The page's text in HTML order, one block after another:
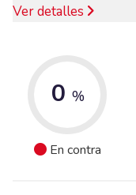
Ver detalles
0 %
En contra